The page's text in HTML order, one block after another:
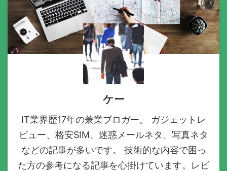
ケー
IT業界歴17年の兼業ブロガー。 ガジェットレ
ビュー、格安SIM、迷惑メールネタ、写真ネタ
などの記事が多いです。 技術的な内容で困っ
た方の参考になる記事を心掛けています。レビ